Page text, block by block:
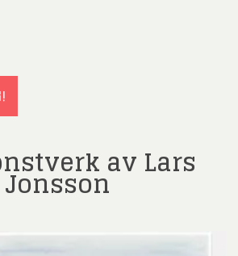
av Lars
Jonsson